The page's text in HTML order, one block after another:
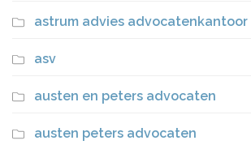
astrum advies advocatenkantoor
asv
austen en peters advocaten
austen peters advocaten